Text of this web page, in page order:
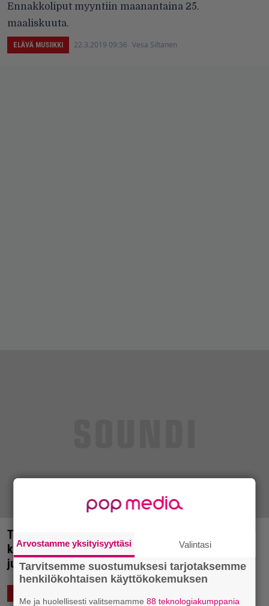
Ennakkoliput myyntiin maanantaina 25.
maaliskuuta.
ELÄVÄ MUSIIKKI 22.3.2019 09:36 Vesa Siltanen
Tampereella vietetään jälleen juhannusta
kaupunkifestareiden merkeissä: Valtteri Festival
julkisti esiintyjätietojaan
Arvostamme yksityisyyttäsi Valintasi
Tarvitsemme suostumuksesi tarjotaksemme
henkilökohtaisen käyttökokemuksen
Me ja huolellisesti valitsemamme88 teknologiakumppania